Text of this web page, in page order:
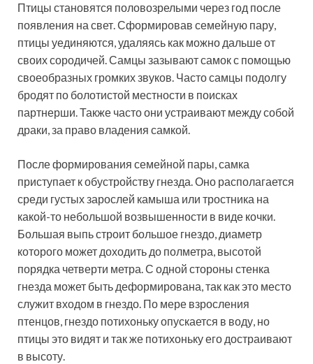
Птицы становятся половозрелыми через год после
появления на свет. Сформировав семейную пару,
птицы уединяются, удаляясь как можно дальше от
своих сородичей. Самцы зазывают самок с помощью
своеобразных громких звуков. Часто самцы подолгу
бродят по болотистой местности в поисках
партнерши. Также часто они устраивают между собой
драки, за право владения самкой.
После формирования семейной пары, самка
приступает к обустройству гнезда. Оно располагается
среди густых зарослей камыша или тростника на
какой-то небольшой возвышенности в виде кочки.
Большая выпь строит большое гнездо, диаметр
которого может доходить до полметра, высотой
порядка четверти метра. С одной стороны стенка
гнезда может быть деформирована, так как это место
служит входом в гнездо. По мере взросления
птенцов, гнездо потихоньку опускается в воду, но
птицы это видят и так же потихоньку его достраивают
в высоту.